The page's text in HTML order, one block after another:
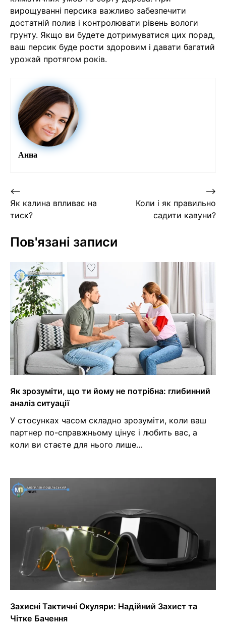
вирощуванні персика важливо забезпечити
достатній полив і контролювати рівень вологи
грунту. Якщо ви будете дотримуватися цих порад,
ваш персик буде рости здоровим і давати багатий
урожай протягом років.
Анна
Навігація
записів
⟵
Як калина впливає на
тиск?
Коли і як правильно
садити кавуни?
⟶
Пов'язані записи
Як зрозуміти, що ти йому не потрібна: глибинний
аналіз ситуації
У стосунках часом складно зрозуміти, коли ваш
партнер по-справжньому цінує і любить вас, а
коли ви стаєте для нього лише…
Захисні Тактичні Окуляри: Надійний Захист та
Чітке Бачення